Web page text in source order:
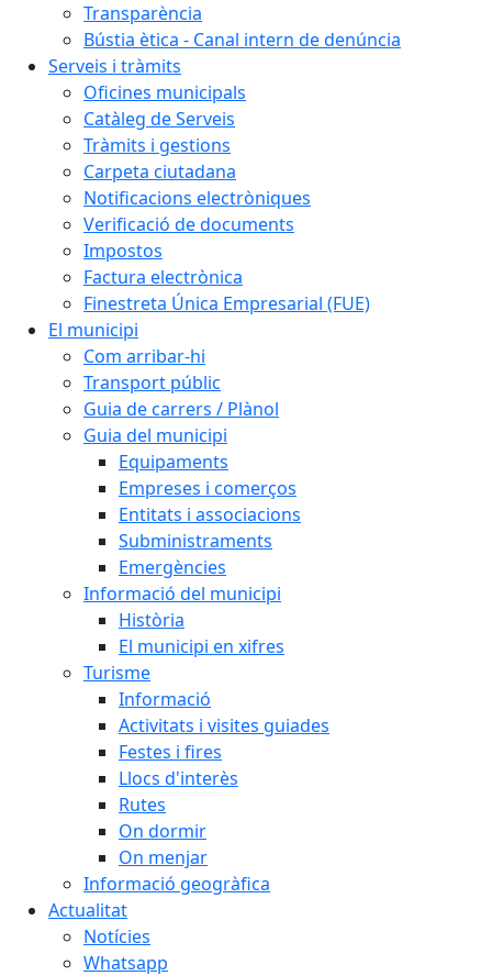
Transparència
Bústia ètica - Canal intern de denúncia
Serveis i tràmits
Oficines municipals
Catàleg de Serveis
Tràmits i gestions
Carpeta ciutadana
Notificacions electròniques
Verificació de documents
Impostos
Factura electrònica
Finestreta Única Empresarial (FUE)
El municipi
Com arribar-hi
Transport públic
Guia de carrers / Plànol
Guia del municipi
Equipaments
Empreses i comerços
Entitats i associacions
Subministraments
Emergències
Informació del municipi
Història
El municipi en xifres
Turisme
Informació
Activitats i visites guiades
Festes i fires
Llocs d'interès
Rutes
On dormir
On menjar
Informació geogràfica
Actualitat
Notícies
Whatsapp